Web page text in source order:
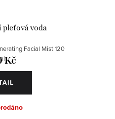
pleťová voda
Facial Mist 120
Kč